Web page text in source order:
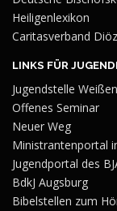
Heiligenlexikon
Caritasverband
LINKS FÜR
Jugendstelle
Offenes Seminar
Neuer Weg
Ministrantenportal
Jugendportal des
BdkJ Augsburg
Bibelstellen zum